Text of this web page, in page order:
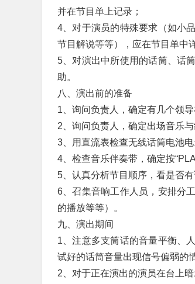
并在节目单上记录；
4、对于演员的特殊要求（如小
节目解说等等），应在节目单中
5、对演出中所使用的话筒、话
助。
八、演出前的准备
1、询问负责人，确定有几个领
2、询问负责人，确定出场音乐
3、用直流表检查无线话筒电池
4、检查音乐伴奏带，确定按
5、认真分析节目顺序，看是否
6、召集音响工作人员，安排分
的播放等等）。
九、演出期间
1、注意多支筒话的音量平衡、
试好的话筒音量出现信号偏弱的
2、对于正在演出的演员在台上